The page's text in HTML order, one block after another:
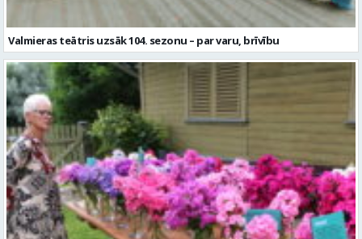
Garšaugu dārzā trīs dienas apskatāma izstāde “Vasaras ziedi
pilsētai svētkos”